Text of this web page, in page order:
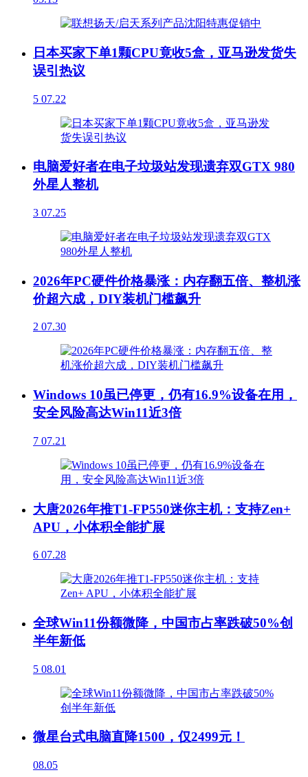
日本买家下单1颗CPU竟收5盒，亚马逊发货失
误引热议
5 07.22
电脑爱好者在电子垃圾站发现遗弃双GTX 980
外星人整机
3 07.25
2026年PC硬件价格暴涨：内存翻五倍、整机涨
价超六成，DIY装机门槛飙升
2 07.30
Windows 10虽已停更，仍有16.9%设备在用，
安全风险高达Win11近3倍
7 07.21
大唐2026年推T1-FP550迷你主机：支持Zen+
APU，小体积全能扩展
6 07.28
全球Win11份额微降，中国市占率跌破50%创
半年新低
5 08.01
微星台式电脑直降1500，仅2499元！
08.05